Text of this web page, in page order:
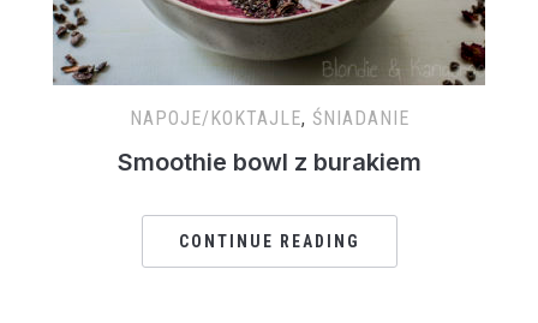
NAPOJE/KOKTAJLE, ŚNIADANIE
Smoothie bowl z burakiem
CONTINUE READING